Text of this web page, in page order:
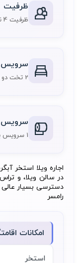
ظرفیت
ظرفیت 4 نفر
سرویس
2 تخت دو نفره
سرویس
1 سرویس بهداشتی ایرانی
اجاره ویلا استخر
در سالن ویلا، و
دسترسی بسیار عالی
رامسر
امکانات
استخر